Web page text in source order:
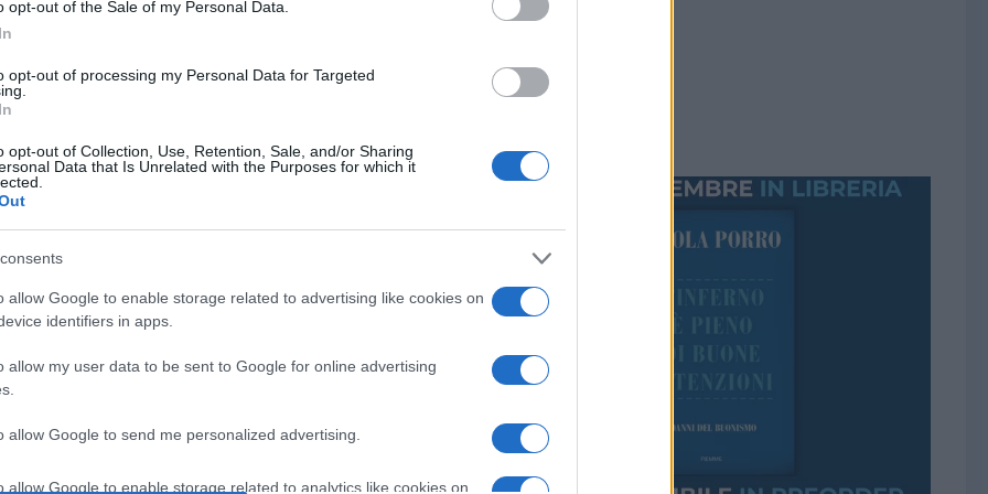
opt-out of the Sale of my Personal Data.
opt-out of processing my Personal Data for Targeted
opt-out of Collection, Use, Retention, Sale, and/or Sharing
Data that Is Unrelated with the Purposes for which it
allow Google to enable storage related to advertising like cookies on
identifiers in apps.
allow my user data to be sent to Google for online advertising
allow Google to send me personalized advertising.
allow Google to enable storage related to analytics like cookies on
tra il 2026 e il 2027
sono svolte con l’approccio di chi vive in
in cui le armi non sono uma priorità. In un
potrebbero invertirtirsi